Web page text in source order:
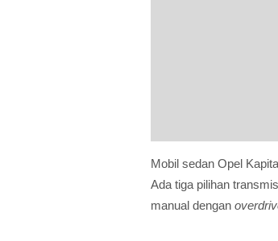
Mobil sedan Opel
Ada tiga pilihan
manual dengan